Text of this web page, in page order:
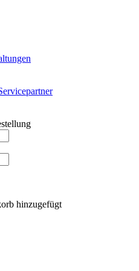
hinzugefügt